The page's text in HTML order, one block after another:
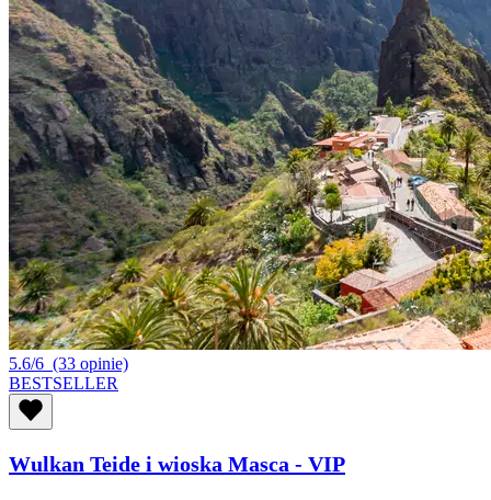
5.6/6 (33 opinie)
BESTSELLER
Wulkan Teide i wioska Masca - VIP